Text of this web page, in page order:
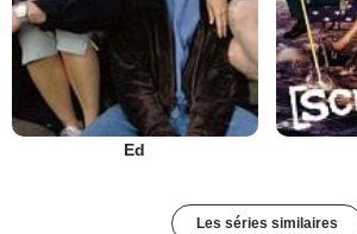
Ed
Les séries similaires